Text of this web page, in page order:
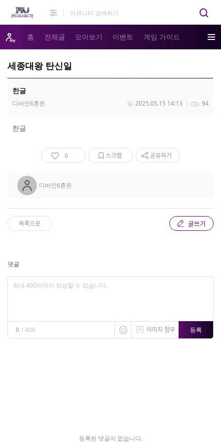
홈 전체글 모아보기 이벤트 게임 가이드
세종대왕 탄신일
한글
디바인6혼돈 94
2025.05.15 14:13
한글
0 스크랩 공유하기
디바인6혼돈
목록으로 글쓰기
댓글
0 / 400 이미지 첨부 등록
등록된 댓글이 없습니다.